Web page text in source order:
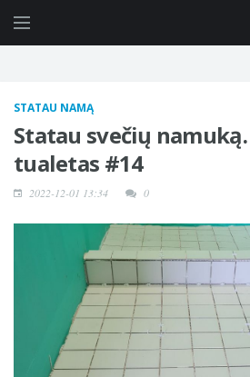
STATAU NAMĄ
Statau svečių
tualetas #14
2022-12-01 13:34 0